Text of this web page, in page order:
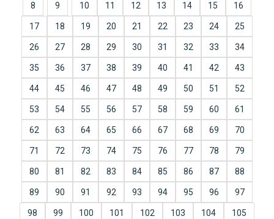
8 9 10 11 12 13 14 15 16
17 18 19 20 21 22 23 24 25
26 27 28 29 30 31 32 33 34
35 36 37 38 39 40 41 42 43
44 45 46 47 48 49 50 51 52
53 54 55 56 57 58 59 60 61
62 63 64 65 66 67 68 69 70
71 72 73 74 75 76 77 78 79
80 81 82 83 84 85 86 87 88
89 90 91 92 93 94 95 96 97
98 99 100 101 102 103 104 105